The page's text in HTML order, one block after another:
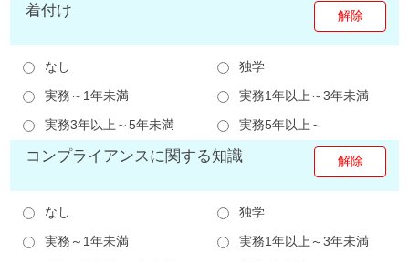
着付け
なし
独学
実務～1年未満
実務1年以上～3年未満
実務3年以上～5年未満
実務5年以上～
コンプライアンスに関する知識
なし
独学
実務～1年未満
実務1年以上～3年未満